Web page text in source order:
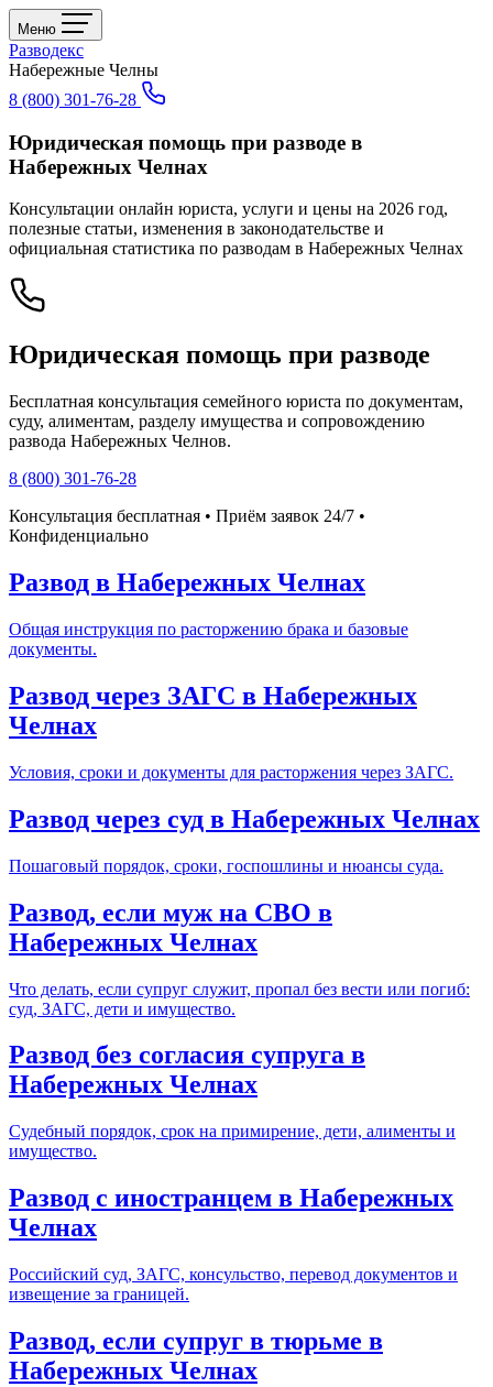
Меню
Разводекс
Набережные Челны
8 (800) 301-76-28
Юридическая помощь при разводе в
Набережных Челнах
Консультации онлайн юриста, услуги и цены на 2026 год,
полезные статьи, изменения в законодательстве и
официальная статистика по разводам в Набережных Челнах
Юридическая помощь при разводе
Бесплатная консультация семейного юриста по документам,
суду, алиментам, разделу имущества и сопровождению
развода Набережных Челнов.
8 (800) 301-76-28
Консультация бесплатная • Приём заявок 24/7 •
Конфиденциально
Развод в Набережных Челнах
Общая инструкция по расторжению брака и базовые
документы.
Развод через ЗАГС в Набережных
Челнах
Условия, сроки и документы для расторжения через ЗАГС.
Развод через суд в Набережных Челнах
Пошаговый порядок, сроки, госпошлины и нюансы суда.
Развод, если муж на СВО в
Набережных Челнах
Что делать, если супруг служит, пропал без вести или погиб:
суд, ЗАГС, дети и имущество.
Развод без согласия супруга в
Набережных Челнах
Судебный порядок, срок на примирение, дети, алименты и
имущество.
Развод с иностранцем в Набережных
Челнах
Российский суд, ЗАГС, консульство, перевод документов и
извещение за границей.
Развод, если супруг в тюрьме в
Набережных Челнах